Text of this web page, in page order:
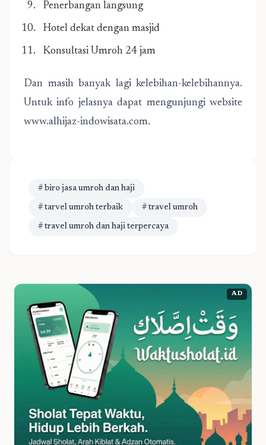
Penerbangan langsung
Hotel dekat dengan masjid
Konsultasi Umroh 24 jam
Dan masih banyak lagi kelebihan-kelebihannya.
Untuk info jelasnya dapat mengunjungi website
www.alhijaz-indowisata.com.
# biro jasa umroh dan haji
# tarvel umroh terbaik # travel umroh
# travel umroh dan haji terpercaya
AD